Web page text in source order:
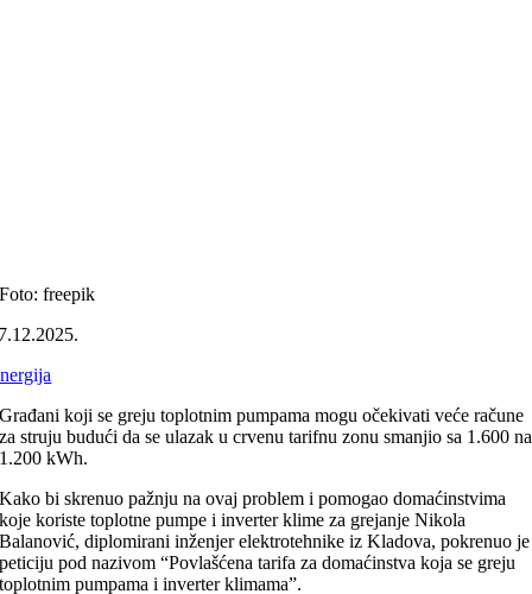
Foto: freepik
Građani koji se greju toplotnim pumpama mogu očekivati veće račune
za struju budući da se ulazak u crvenu tarifnu zonu smanjio sa 1.600 na
1.200 kWh.
Kako bi skrenuo pažnju na ovaj problem i pomogao domaćinstvima
koje koriste toplotne pumpe i inverter klime za grejanje Nikola
Balanović, diplomirani inženjer elektrotehnike iz Kladova, pokrenuo je
peticiju pod nazivom “Povlašćena tarifa za domaćinstva koja se greju
toplotnim pumpama i inverter klimama”.